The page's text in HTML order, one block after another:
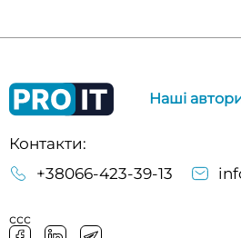
Контакти:
+38066-423-39-13
ссс
Наші